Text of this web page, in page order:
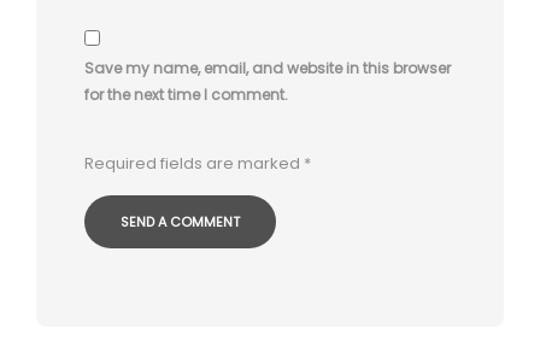
Save my name, email, and website in this browser
for the next time I comment.
Required fields are marked *